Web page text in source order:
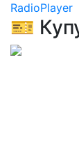
RadioPlayer
🎫